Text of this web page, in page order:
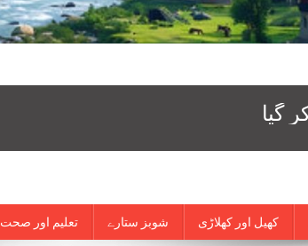
تعلیم اور صحت شوبز ستارے کھیل اور کھلاڑی